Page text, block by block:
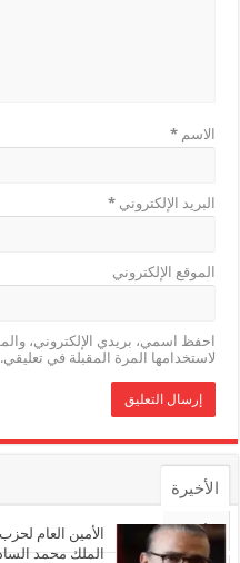
الاسم*
البريد الإلكتروني*
الموقع الإلكتروني
احفظ اسمي، بريدي الإلكتروني،
لاستخدامها المرة المقبلة في تعليقي.
الأخيرة
الأشهر
الأمين العام
الملك محمد